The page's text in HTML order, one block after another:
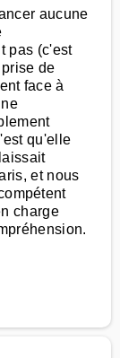
aucune
pas (c'est
de
face à
qu'elle
et nous
charge